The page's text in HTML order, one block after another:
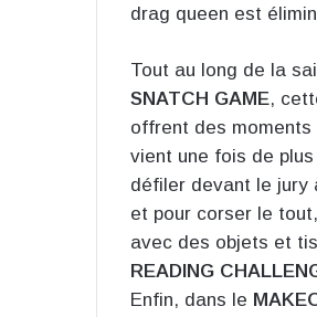
drag queen est
Tout au long de la
SNATCH GAME,
offrent des
vient une fois de
défiler devant le
et pour corser le
avec des objets et
READING
Enfin, dans le